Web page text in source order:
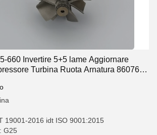
660 Invertire 5+5 lame Aggiornare
Turbina Ruota Arnatura 860761-
19001-2016 idt ISO 9001:2015
G25